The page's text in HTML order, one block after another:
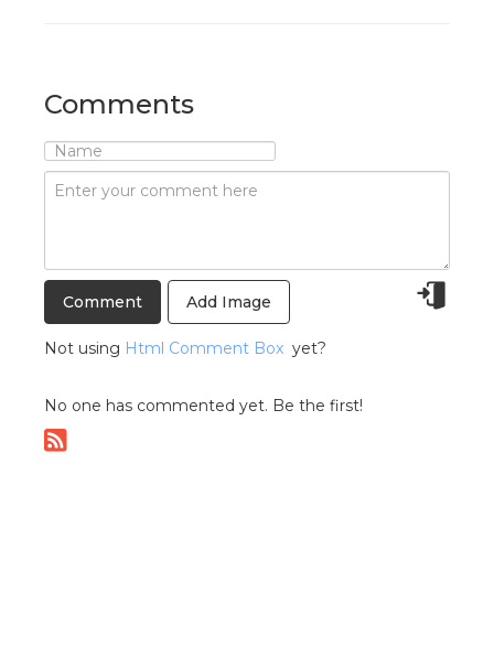
Comments
Add Image
Not using Html Comment Box yet?
No one has commented yet. Be the first!